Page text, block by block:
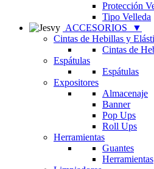
Protección
Tipo Velleda
ACCESORIOS
▼
Cintas de Hebillas y
Cintas de
Espátulas
Espátulas
Expositores
Almacenaje
Banner
Pop Ups
Roll Ups
Herramientas
Guantes
Herramientas